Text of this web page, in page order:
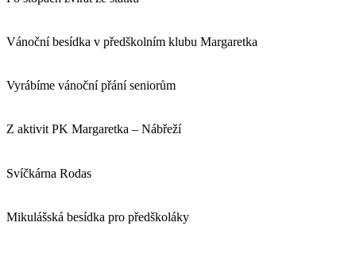
Vánoční besídka v předškolním klubu Margaretka
Vyrábíme vánoční přání seniorům
Z aktivit PK Margaretka – Nábřeží
Svíčkárna Rodas
Mikulášská besídka pro předškoláky